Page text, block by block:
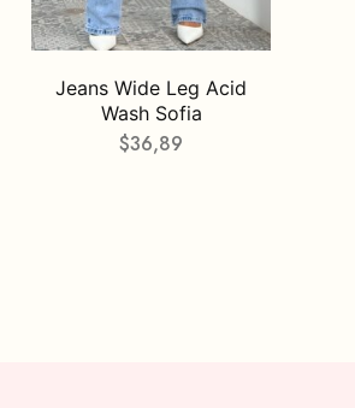
Jeans Wide Leg Acid
Wash Sofia
$36,89